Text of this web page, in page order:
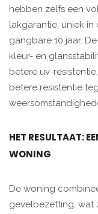
hebben zelfs een
lakgarantie, uniek
gangbare 10 jaar.
kleur- en
betere uv-
betere resistentie
HET RESULTAAT:
WONING
De woning
gevelbezetting, wat